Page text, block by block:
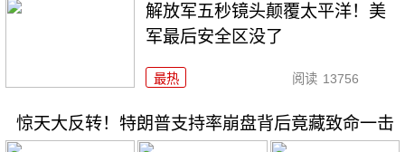
解放军五秒镜头颠覆太平洋！美
军最后安全区没了
最热 阅读 13756
惊天大反转！特朗普支持率崩盘背后竟藏致命一击